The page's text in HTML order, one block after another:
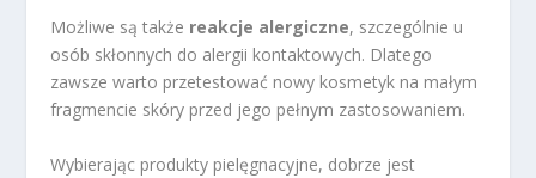
Możliwe są także reakcje alergiczne, szczególnie u
osób skłonnych do alergii kontaktowych. Dlatego
zawsze warto przetestować nowy kosmetyk na małym
fragmencie skóry przed jego pełnym zastosowaniem.
Wybierając produkty pielęgnacyjne, dobrze jest